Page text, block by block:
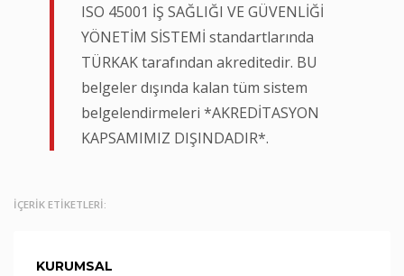
ISO 45001 İŞ SAĞLIĞI VE GÜVENLİĞİ
YÖNETİM SİSTEMİ standartlarında
TÜRKAK tarafından akreditedir. BU
belgeler dışında kalan tüm sistem
belgelendirmeleri *AKREDİTASYON
KAPSAMIMIZ DIŞINDADIR*.
İÇERİK ETİKETLERİ:
KURUMSAL